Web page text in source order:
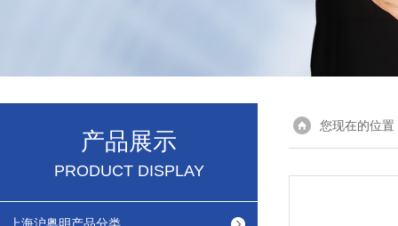
产品展示
PRODUCT DISPLAY
您现在的位置